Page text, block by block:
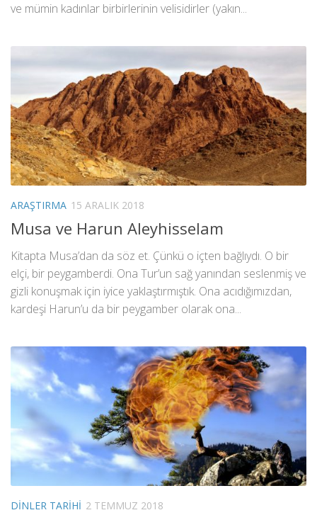
ve mümin kadınlar birbirlerinin velisidirler (yakın...
ARAŞTIRMA 15 ARALIK 2018
Musa ve Harun Aleyhisselam
Kitapta Musa’dan da söz et. Çünkü o içten bağlıydı. O bir
elçi, bir peygamberdi. Ona Tur’un sağ yanından seslenmiş ve
gizli konuşmak için iyice yaklaştırmıştık. Ona acıdığımızdan,
kardeşi Harun’u da bir peygamber olarak ona...
DINLER TARIHI 2 TEMMUZ 2018